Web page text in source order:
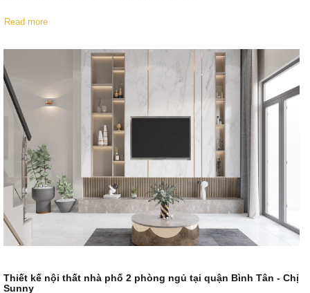
Read more
Thiết kế nội thất nhà phố 2 phòng ngủ tại quận Bình Tân - Chị
Sunny